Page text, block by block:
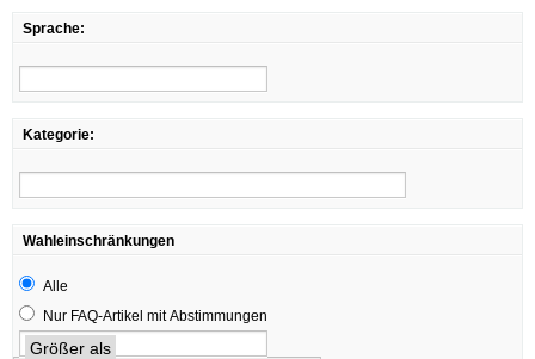
Sprache:
Kategorie:
Wahleinschränkungen
Alle
Nur FAQ-Artikel mit Abstimmungen
Größer als